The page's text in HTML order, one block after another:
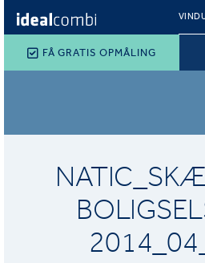
FÅ GRATIS OPMÅLING